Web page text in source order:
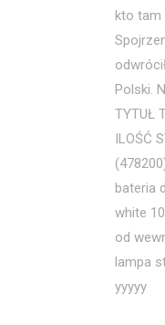
kto tam
Polski.
TYTUŁ
ILOŚĆ
bateria
white
od
lampa
yyyyy